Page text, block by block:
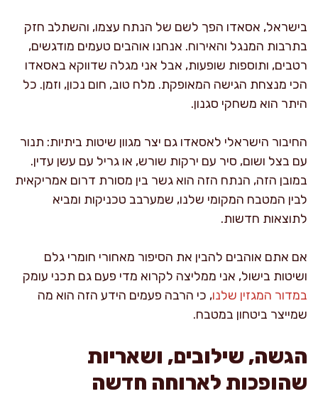
בישראל, אסאדו הפך לשם של הנתח עצמו, והשתלב חזק
בתרבות המנגל והאירוח. אנחנו אוהבים טעמים מודגשים,
רטבים, ותוספות שופעות, אבל אני מגלה שדווקא באסאדו
הכי מנצחת הגישה המאופקת. מלח טוב, חום נכון, וזמן. כל
היתר הוא משחקי סגנון.
החיבור הישראלי לאסאדו גם יצר מגוון שיטות ביתיות: תנור
עם בצל ושום, סיר עם ירקות שורש, או גריל עם עשן עדין.
במובן הזה, הנתח הזה הוא גשר בין מסורת דרום אמריקאית
לבין המטבח המקומי שלנו, שמערבב טכניקות ומביא
לתוצאות חדשות.
אם אתם אוהבים להבין את הסיפור מאחורי חומרי גלם
ושיטות בישול, אני ממליצה לקרוא מדי פעם גם תכני עומק
במדור המגזין שלנו, כי הרבה פעמים הידע הזה הוא מה
שמייצר ביטחון במטבח.
הגשה, שילובים, ושאריות
שהופכות לארוחה חדשה